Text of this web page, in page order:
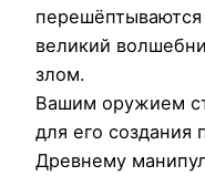
великий
злом.
Вашим оружием
для его создания
Древнему